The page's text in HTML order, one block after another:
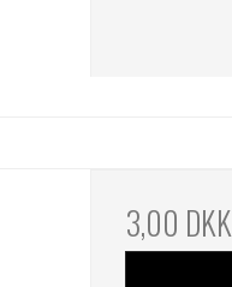
3,00 DKK